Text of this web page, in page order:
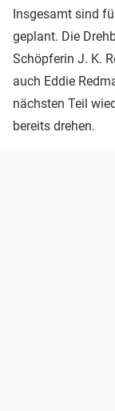
Insgesamt sind
geplant. Die
Schöpferin J. K.
auch Eddie
nächsten Teil
bereits drehen.